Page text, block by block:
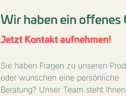
Wir haben ein offenes
Jetzt Kontakt aufnehmen!
Sie haben Fragen zu unseren
oder wünschen eine persönliche
Beratung? Unser Team steht